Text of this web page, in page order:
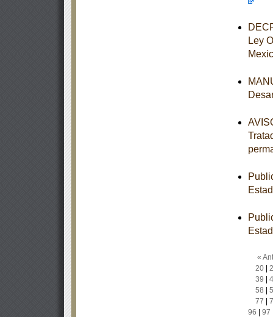
Ley
«
20|
39
58
77
96
97